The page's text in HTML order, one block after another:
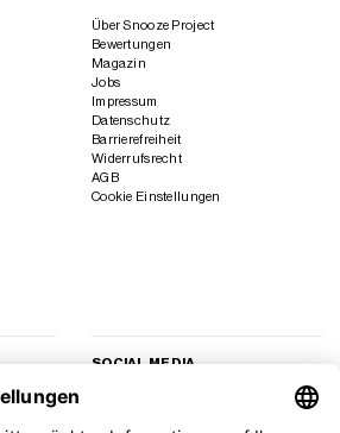
Über Snooze Project
Bewertungen
Magazin
Jobs
Impressum
Datenschutz
Barrierefreiheit
Widerrufsrecht
AGB
Cookie Einstellungen
SOCIAL MEDIA